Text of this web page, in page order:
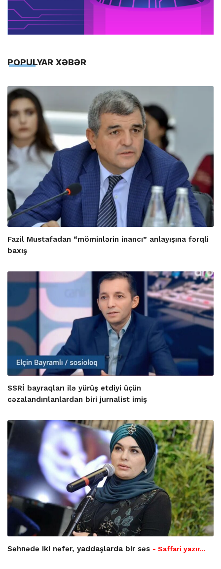
POPULYAR XƏBƏR
Fazil Mustafadan “möminlərin inancı” anlayışına fərqli
baxış
SSRİ bayraqları ilə yürüş etdiyi üçün
cəzalandırılanlardan biri jurnalist imiş
Səhnədə iki nəfər, yaddaşlarda bir səs - Saffari yazır…